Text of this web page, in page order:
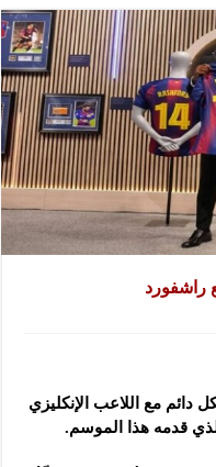
راشفورد
دائم مع اللاعب الإنكليزي
قدمه هذا الموسم.